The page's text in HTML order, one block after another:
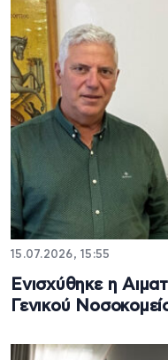
15.07.2026, 15:55
Ενισχύθηκε η
Γενικού